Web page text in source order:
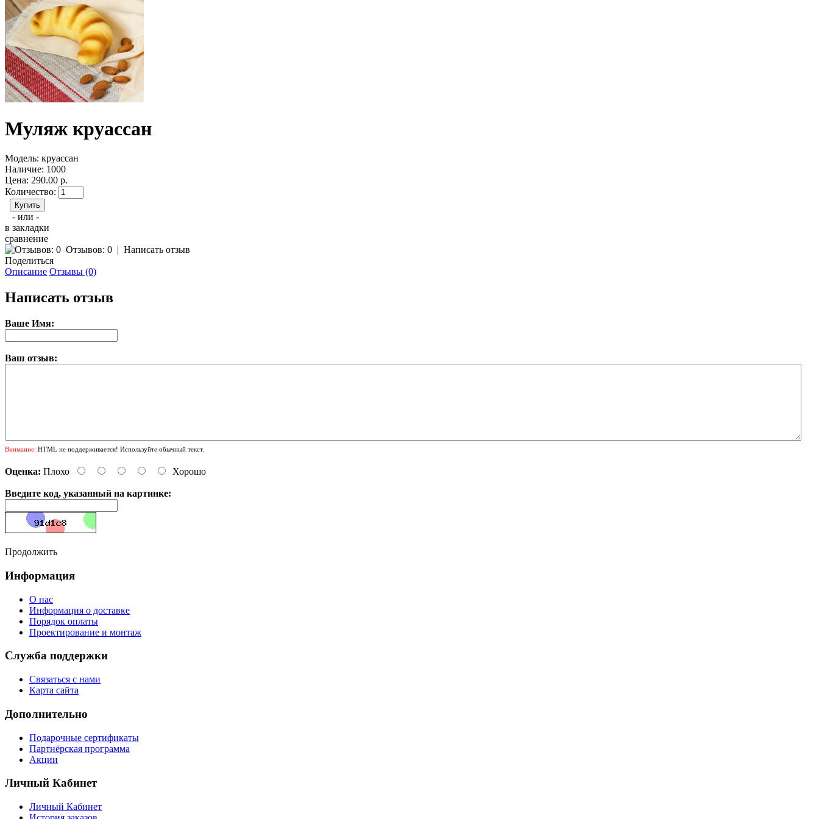
Муляж круассан
Модель: круассан
Наличие: 1000
Цена: 290.00 р.
Количество:
- или -
в закладки
сравнение
Отзывов: 0 | Написать отзыв
Поделиться
Описание Отзывы (0)
Написать отзыв
Ваше Имя:
Ваш отзыв:
Внимание: HTML не поддерживается! Используйте обычный текст.
Оценка: Плохо Хорошо
Введите код, указанный на картинке:
Продолжить
Информация
О нас
Информация о доставке
Порядок оплаты
Проектирование и монтаж
Служба поддержки
Связаться с нами
Карта сайта
Дополнительно
Подарочные сертификаты
Партнёрская программа
Акции
Личный Кабинет
Личный Кабинет